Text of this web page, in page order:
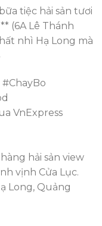
tiệc hải sản tươi
(6A Lê Thánh
nhì Hạ Long mà
hải sản view
vịnh Cửa Lục.
Long, Quảng